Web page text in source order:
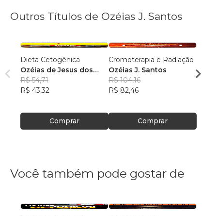
Outros Títulos de Ozéias J. Santos
Dieta Cetogênica
Ozéias de Jesus dos
Santos
R$ 54,71
R$ 43,32
Comprar
Cromoterapia e Radiação
Ozéias J. Santos
R$ 104,16
R$ 82,46
Comprar
R$
Você também pode gostar de